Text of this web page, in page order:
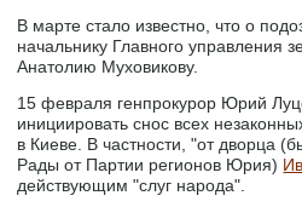
В марте стало известно, что о
начальнику Главного управления
Анатолию Муховикову.
15 февраля генпрокурор Юрий
инициировать снос всех
в Киеве. В частности, "от дворца
Рады от Партии регионов Юрия)
действующим "слуг народа".